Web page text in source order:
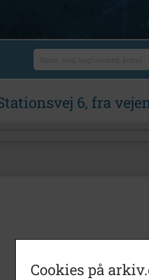
6, fra
Cookies på